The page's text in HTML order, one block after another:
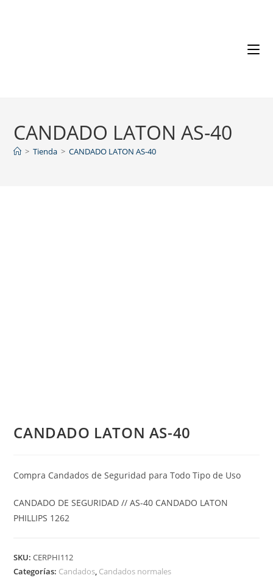
CANDADO LATON AS-40
> Tienda > CANDADO LATON AS-40
CANDADO LATON AS-40
Compra Candados de Seguridad para Todo Tipo de Uso
CANDADO DE SEGURIDAD // AS-40 CANDADO LATON
PHILLIPS 1262
SKU:CERPHI112
Categorías: Candados, Candados normales